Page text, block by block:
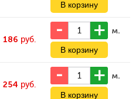
186 руб.
м.
254 руб.
м.